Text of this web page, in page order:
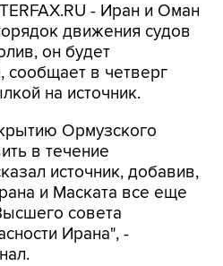
- Иран и Оман
движения судов
он будет
сообщает в четверг
на источник.
Ормузского
в течение
источник, добавив,
и Маската все еще
совета
Ирана", -